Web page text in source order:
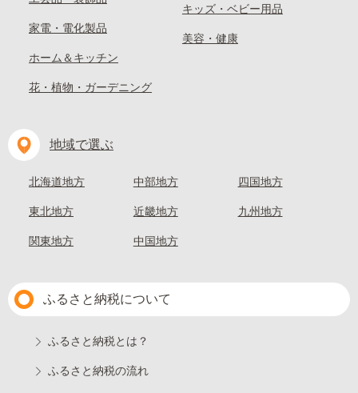
家電・電化製品
ホーム＆キッチン
花・植物・ガーデニング
キッズ・ベビー用品
美容・健康
地域で選ぶ
北海道地方
東北地方
関東地方
中部地方
近畿地方
中国地方
四国地方
九州地方
ふるさと納税について
ふるさと納税とは？
ふるさと納税の流れ